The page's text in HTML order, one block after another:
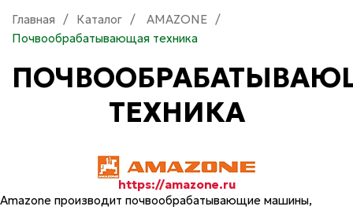
Главная / Каталог / AMAZONE /
Почвообрабатывающая техника
ТЕХНИКА
https://amazone.ru
Amazone производит почвообрабатывающие машины,